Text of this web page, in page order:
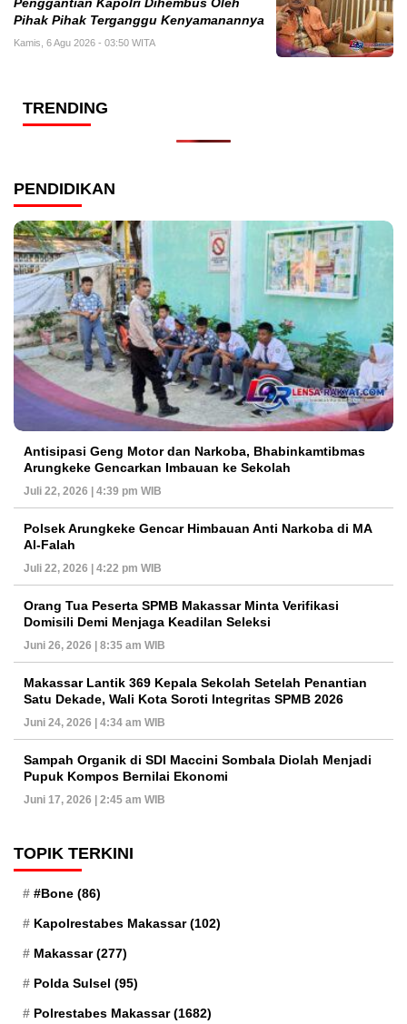
Penggantian Kapolri Dihembus Oleh
Pihak Pihak Terganggu Kenyamanannya
Kamis, 6 Agu 2026 - 03:50 WITA
TRENDING
PENDIDIKAN
Antisipasi Geng Motor dan Narkoba, Bhabinkamtibmas
Arungkeke Gencarkan Imbauan ke Sekolah
Juli 22, 2026 | 4:39 pm WIB
Polsek Arungkeke Gencar Himbauan Anti Narkoba di MA
Al-Falah
Juli 22, 2026 | 4:22 pm WIB
Orang Tua Peserta SPMB Makassar Minta Verifikasi
Domisili Demi Menjaga Keadilan Seleksi
Juni 26, 2026 | 8:35 am WIB
Makassar Lantik 369 Kepala Sekolah Setelah Penantian
Satu Dekade, Wali Kota Soroti Integritas SPMB 2026
Juni 24, 2026 | 4:34 am WIB
Sampah Organik di SDI Maccini Sombala Diolah Menjadi
Pupuk Kompos Bernilai Ekonomi
Juni 17, 2026 | 2:45 am WIB
TOPIK TERKINI
#Bone (86)
Kapolrestabes Makassar(102)
Makassar(277)
Polda Sulsel (95)
Polrestabes Makassar(1682)